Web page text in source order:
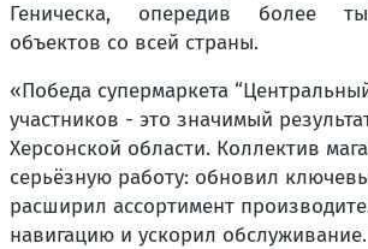
Геническа, опередив более
объектов со всей страны.
«Победа супермаркета
участников - это значимый
Херсонской области. Коллектив
серьёзную работу: обновил
расширил ассортимент
навигацию и ускорил